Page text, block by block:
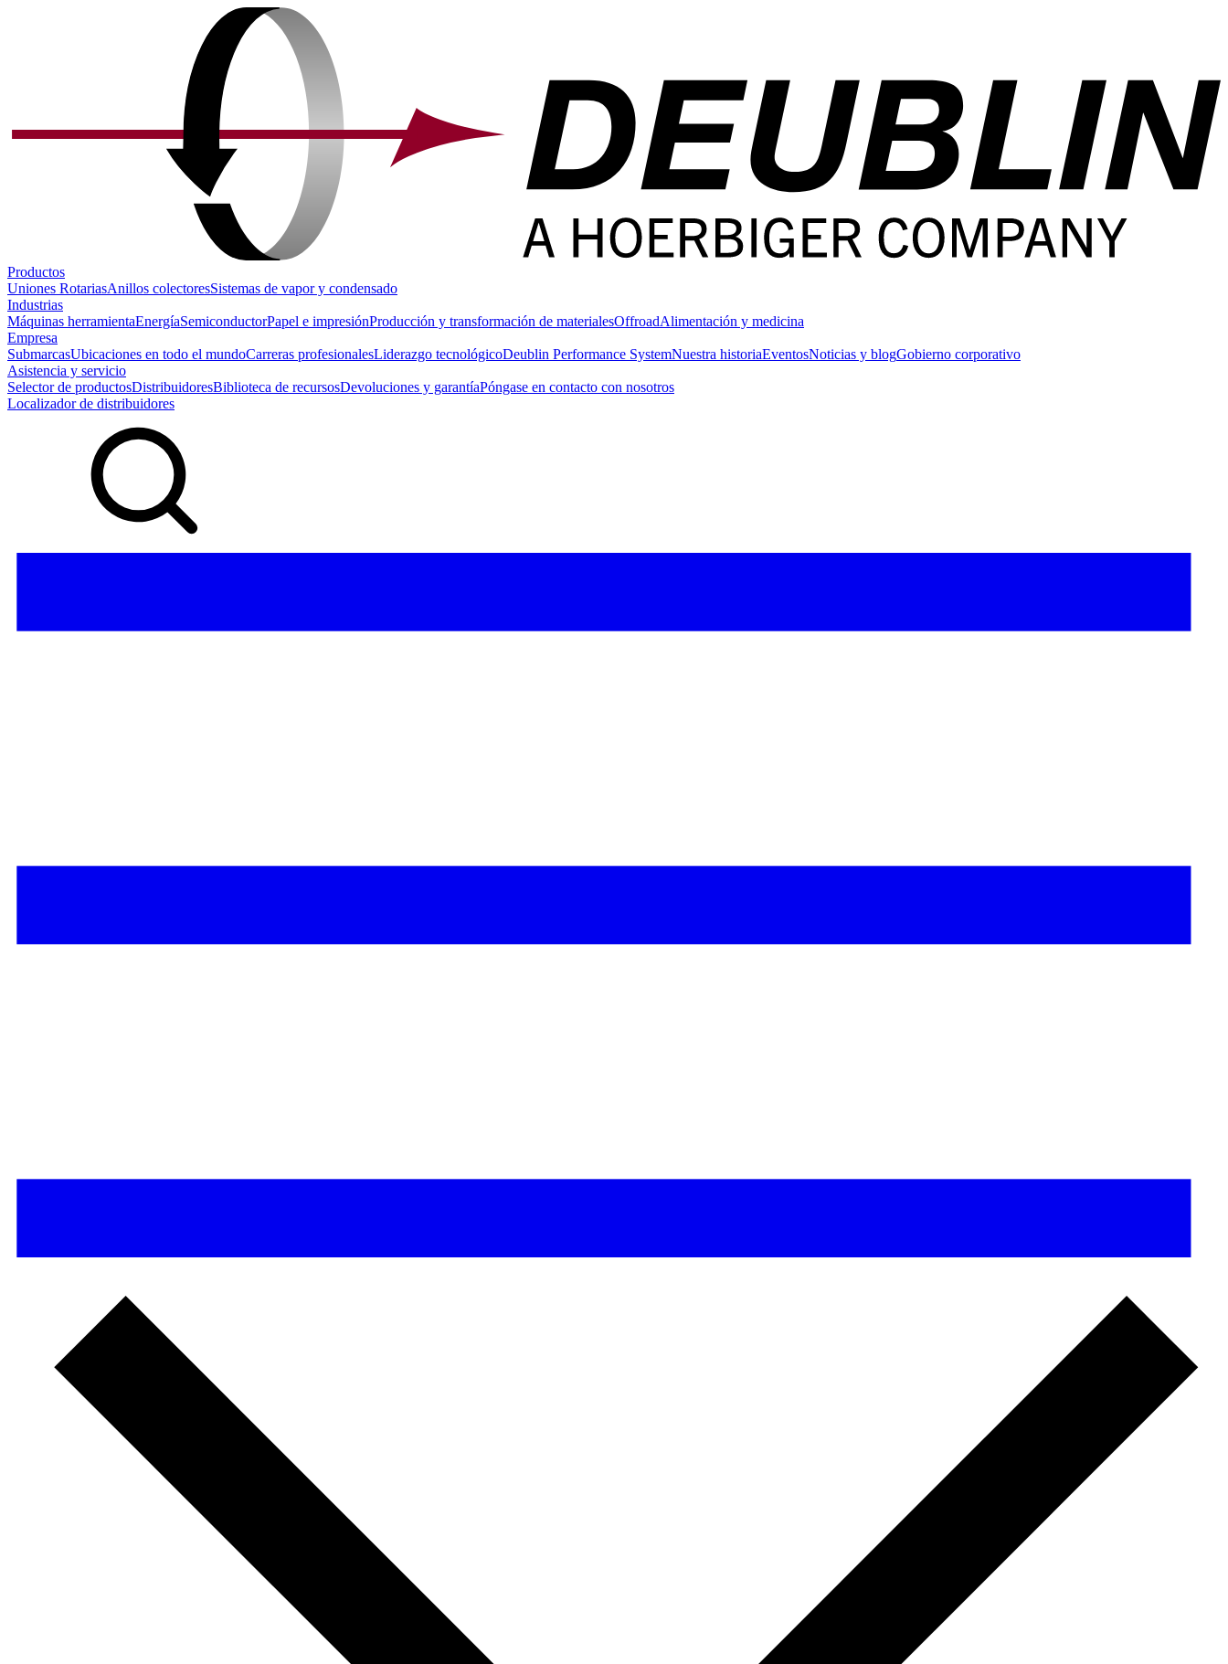
Productos
Uniones RotariasAnillos colectoresSistemas de vapor y condensado
Industrias
Máquinas herramientaEnergíaSemiconductorPapel e impresiónProducción y transformación de materialesOffroadAlimentación y medicina
Empresa
SubmarcasUbicaciones en todo el mundoCarreras profesionalesLiderazgo tecnológicoDeublin Performance SystemNuestra historiaEventosNoticias y blogGobierno corporativo
Asistencia y servicio
Selector de productosDistribuidoresBiblioteca de recursosDevoluciones y garantíaPóngase en contacto con nosotros
Localizador de distribuidores